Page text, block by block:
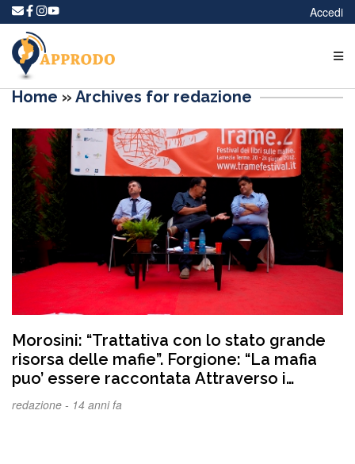
Accedi
Home » Archives for redazione
Morosini: “Trattativa con lo stato grande
risorsa delle mafie”. Forgione: “La mafia
puo’ essere raccontata Attraverso i
rapporti politici”
redazione - 14 anni fa